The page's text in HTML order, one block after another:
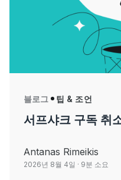
블로그 팁 & 조언
서프샤크 구독 취
Antanas Rimeikis
2026년 8월 4일 · 9분 소요